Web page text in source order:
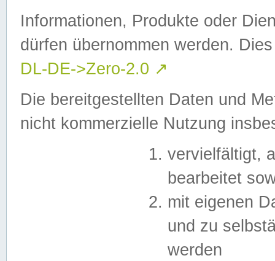
Informationen, Produkte oder
dürfen übernommen werden.
DL-DE->Zero-2.0 ↗
Die bereitgestellten Daten und
nicht kommerzielle Nutzung
vervielfältigt,
bearbeitet
mit eigenen
und zu
werden